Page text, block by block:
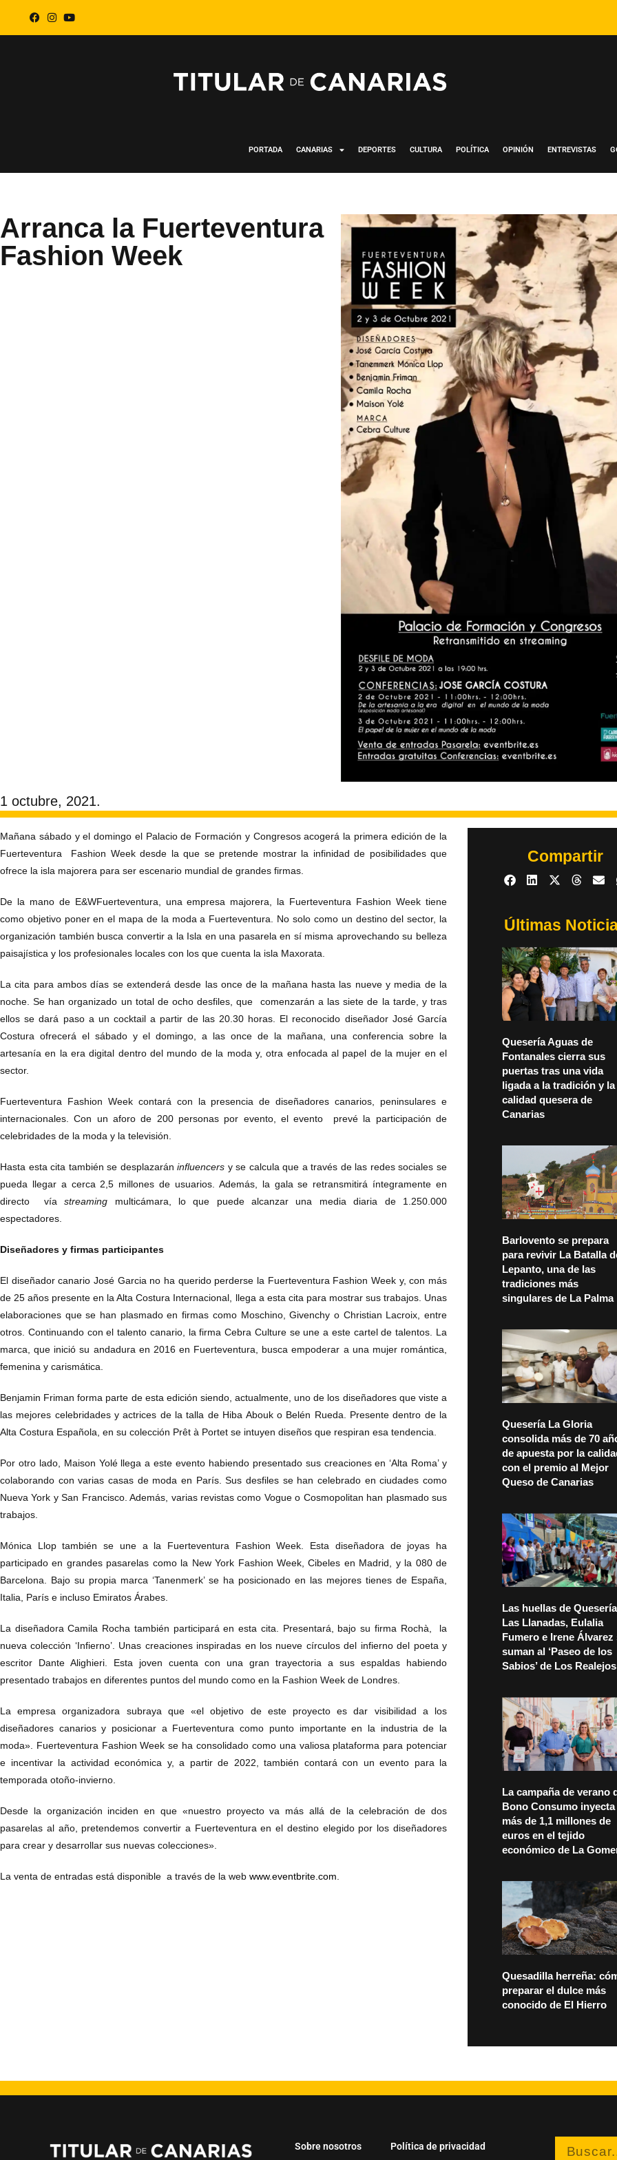
PORTADA CANARIAS DEPORTES CULTURA POLÍTICA OPINIÓN ENTREVISTAS
Arranca la Fuerteventura
Fashion Week
1 octubre, 2021.
Mañana sábado y el domingo el Palacio de Formación y Congresos acogerá la primera edición de la
Fuerteventura Fashion Week desde la que se pretende mostrar la infinidad de posibilidades que
ofrece la isla majorera para ser escenario mundial de grandes firmas.
De la mano de E&WFuerteventura, una empresa majorera, la Fuerteventura Fashion Week tiene
como objetivo poner en el mapa de la moda a Fuerteventura. No solo como un destino del sector, la
organización también busca convertir a la Isla en una pasarela en sí misma aprovechando su belleza
paisajística y los profesionales locales con los que cuenta la isla Maxorata.
La cita para ambos días se extenderá desde las once de la mañana hasta las nueve y media de la
noche. Se han organizado un total de ocho desfiles, que comenzarán a las siete de la tarde, y tras
ellos se dará paso a un cocktail a partir de las 20.30 horas. El reconocido diseñador José García
Costura ofrecerá el sábado y el domingo, a las once de la mañana, una conferencia sobre la
artesanía en la era digital dentro del mundo de la moda y, otra enfocada al papel de la mujer en el
sector.
Fuerteventura Fashion Week contará con la presencia de diseñadores canarios, peninsulares e
internacionales. Con un aforo de 200 personas por evento, el evento prevé la participación de
celebridades de la moda y la televisión.
Hasta esta cita también se desplazaráninfluencers y se calcula que a través de las redes sociales se
pueda llegar a cerca 2,5 millones de usuarios. Además, la gala se retransmitirá íntegramente en
directo víastreaming multicámara, lo que puede alcanzar una media diaria de 1.250.000
espectadores.
Diseñadores y firmas participantes
El diseñador canario José Garcia no ha querido perderse la Fuerteventura Fashion Week y, con más
de 25 años presente en la Alta Costura Internacional, llega a esta cita para mostrar sus trabajos. Unas
elaboraciones que se han plasmado en firmas como Moschino, Givenchy o Christian Lacroix, entre
otros. Continuando con el talento canario, la firma Cebra Culture se une a este cartel de talentos. La
marca, que inició su andadura en 2016 en Fuerteventura, busca empoderar a una mujer romántica,
femenina y carismática.
Benjamin Friman forma parte de esta edición siendo, actualmente, uno de los diseñadores que viste a
las mejores celebridades y actrices de la talla de Hiba Abouk o Belén Rueda. Presente dentro de la
Alta Costura Española, en su colección Prêt à Portet se intuyen diseños que respiran esa tendencia.
Por otro lado, Maison Yolé llega a este evento habiendo presentado sus creaciones en ‘Alta Roma’ y
colaborando con varias casas de moda en París. Sus desfiles se han celebrado en ciudades como
Nueva York y San Francisco. Además, varias revistas como Vogue o Cosmopolitan han plasmado sus
trabajos.
Mónica Llop también se une a la Fuerteventura Fashion Week. Esta diseñadora de joyas ha
participado en grandes pasarelas como la New York Fashion Week, Cibeles en Madrid, y la 080 de
Barcelona. Bajo su propia marca ‘Tanenmerk’ se ha posicionado en las mejores tienes de España,
Italia, París e incluso Emiratos Árabes.
La diseñadora Camila Rocha también participará en esta cita. Presentará, bajo su firma Rochà, la
nueva colección ‘Infierno’. Unas creaciones inspiradas en los nueve círculos del infierno del poeta y
escritor Dante Alighieri. Esta joven cuenta con una gran trayectoria a sus espaldas habiendo
presentado trabajos en diferentes puntos del mundo como en la Fashion Week de Londres.
La empresa organizadora subraya que «el objetivo de este proyecto es dar visibilidad a los
diseñadores canarios y posicionar a Fuerteventura como punto importante en la industria de la
moda». Fuerteventura Fashion Week se ha consolidado como una valiosa plataforma para potenciar
e incentivar la actividad económica y, a partir de 2022, también contará con un evento para la
temporada otoño-invierno.
Desde la organización inciden en que «nuestro proyecto va más allá de la celebración de dos
pasarelas al año, pretendemos convertir a Fuerteventura en el destino elegido por los diseñadores
para crear y desarrollar sus nuevas colecciones».
La venta de entradas está disponible a través de la web www.eventbrite.com.
Compartir
Últimas
Quesería Aguas de
Fontanales cierra sus
puertas tras una vida
ligada a la tradición y la
calidad quesera de
Canarias
Barlovento se prepara
para revivir La Batalla
Lepanto, una de las
tradiciones más
singulares de La Palma
Quesería La Gloria
consolida más de 70
de apuesta por la
con el premio al Mejor
Queso de Canarias
Las huellas de Quesería
Las Llanadas, Eulalia
Fumero e Irene Álvarez
suman al ‘Paseo de los
Sabios’ de Los Realejos
La campaña de verano
Bono Consumo inyecta
más de 1,1 millones de
euros en el tejido
económico de La
Quesadilla herreña:
preparar el dulce más
conocido de El Hierro
Sobre nosotros Política de privacidad